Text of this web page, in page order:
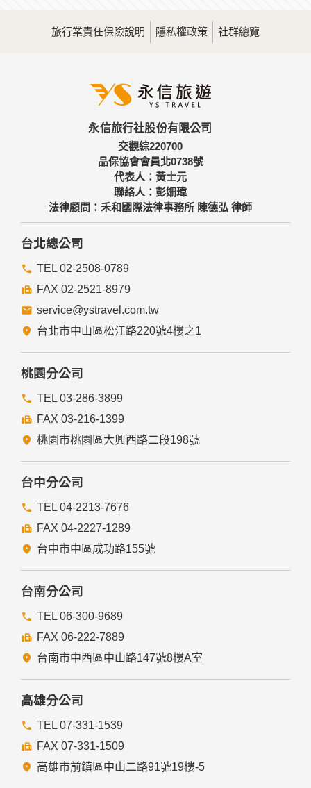
旅行業責任保險說明 隱私權政策 社群總覽
永信旅行社股份有限公司
交觀綜220700
品保協會會員北0738號
代表人：黃士元
聯絡人：彭姍瑋
法律顧問：禾和國際法律事務所 陳德弘 律師
台北總公司
TEL 02-2508-0789
FAX 02-2521-8979
service@ystravel.com.tw
台北市中山區松江路220號4樓之1
桃園分公司
TEL 03-286-3899
FAX 03-216-1399
桃園市桃園區大興西路二段198號
台中分公司
TEL 04-2213-7676
FAX 04-2227-1289
台中市中區成功路155號
台南分公司
TEL 06-300-9689
FAX 06-222-7889
台南市中西區中山路147號8樓A室
高雄分公司
TEL 07-331-1539
FAX 07-331-1509
高雄市前鎮區中山二路91號19樓-5